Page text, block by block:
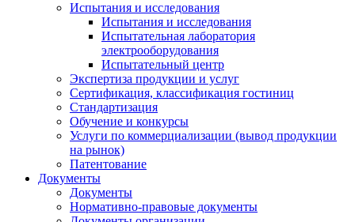
Испытания и исследования
Испытания и исследования
Испытательная лаборатория
электрооборудования
Испытательный центр
Экспертиза продукции и услуг
Сертификация, классификация гостиниц
Стандартизация
Обучение и конкурсы
Услуги по коммерциализации (вывод продукции
на рынок)
Патентование
Документы
Документы
Нормативно-правовые документы